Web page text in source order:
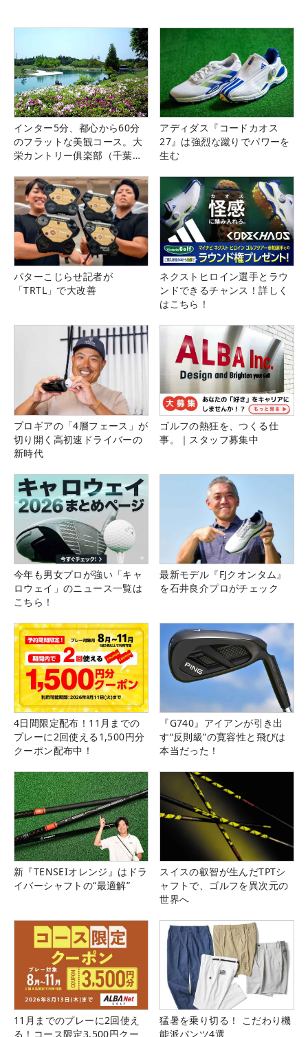
インター5分、都心から60分
のフラットな美観コース。大
栄カントリー俱楽部（千葉
アディダス『コードカオス
27』は強烈な蹴りでパワーを
生む
パターこじらせ記者が
「TRTL」で大改善
ネクストヒロイン選手とラウ
ンドできるチャンス！詳しく
はこちら！
プロギアの「4層フェース」が
切り開く高初速ドライバーの
新時代
ゴルフの熱狂を、つくる仕
事。｜スタッフ募集中
今年も男女プロが強い「キャ
ロウェイ」のニュース一覧は
こちら！
最新モデル『FJクオンタム』
を石井良介プロがチェック
4日間限定配布！11月までの
プレーに2回使える1,500円分
クーポン配布中！
『G740』アイアンが引き出
す“反則級”の寛容性と飛びは
本当だった！
新『TENSEIオレンジ』はドラ
イバーシャフトの“最適解”
スイスの叡智が生んだTPTシ
ャフトで、ゴルフを異次元の
世界へ
11月までのプレーに2回使え
る！コース限定3,500円クー
猛暑を乗り切る！ こだわり機
能派パンツ4選